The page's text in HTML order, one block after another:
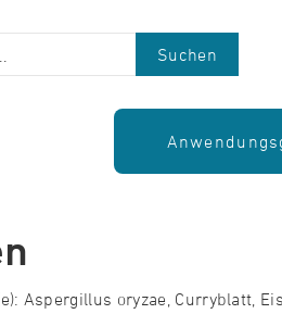
Suchen
Aspergillus oryzae, Curryblatt,